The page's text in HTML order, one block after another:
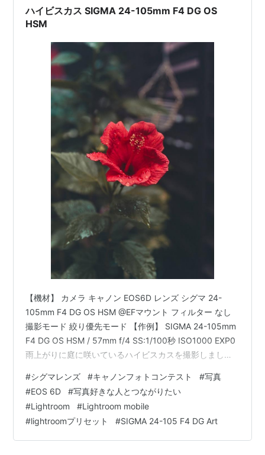
ハイビスカス SIGMA 24-105mm F4 DG OS
HSM
【機材】 カメラ キャノン EOS6D レンズ シグマ 24-
105mm F4 DG OS HSM @EFマウント フィルター なし
撮影モード 絞り優先モード 【作例】 SIGMA 24-105mm
F4 DG OS HSM / 57mm f/4 SS:1/100秒 ISO1000 EXP0
雨上がりに庭に咲いているハイビスカスを撮影しまし
ンズが数十秒でくもり出します。 柔らかい表現を出した
かったので、あえてレンズをくもらせて撮影をしまし
た。 あとはLightroomで現像をして終了。 試しにキャノ
ンのフォトコンテストに出してみました。 …
#シグマレンズ #キャノンフォトコンテスト #写真
#EOS 6D #写真好きな人とつながりたい
#Lightroom #Lightroom mobile
#lightroomプリセット #SIGMA 24-105 F4 DG Art